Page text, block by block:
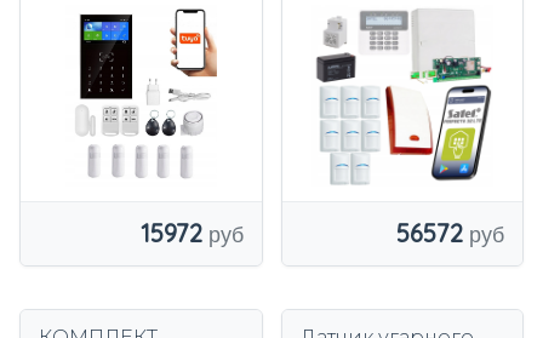
ДЮЙМА GSM WiFi
TUYA SMART НА
ПОЛЬСКОМ ЯЗЫКЕ
5xPIR
15972
LTE 8 ДЕТЕКТОРОВ
Satel Детекторы
Bosch
PROFESSIONAL
56572